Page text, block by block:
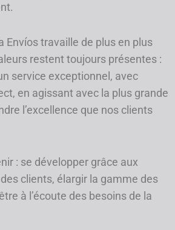
Envíos travaille de plus en plus
restent toujours présentes :
service exceptionnel, avec
en agissant avec la plus grande
l’excellence que nos clients
: se développer grâce aux
clients, élargir la gamme des
à l’écoute des besoins de la